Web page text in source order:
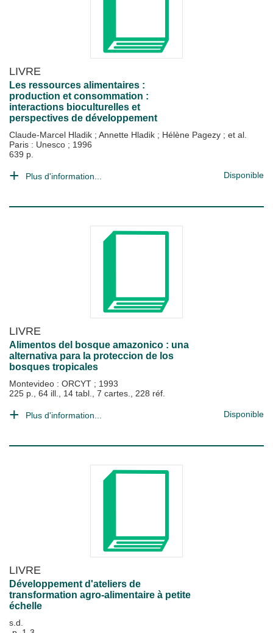
LIVRE
Les ressources alimentaires :
production et consommation :
interactions bioculturelles et
perspectives de développement
Claude-Marcel Hladik ; Annette Hladik ; Hélène Pagezy ; et al.
Paris : Unesco ; 1996
639 p.
Plus d'information... Disponible
LIVRE
Alimentos del bosque amazonico : una
alternativa para la proteccion de los
bosques tropicales
Montevideo : ORCYT ; 1993
225 p., 64 ill., 14 tabl., 7 cartes., 228 réf.
Plus d'information... Disponible
LIVRE
Développement d'ateliers de
transformation agro-alimentaire à petite
échelle
s.d.